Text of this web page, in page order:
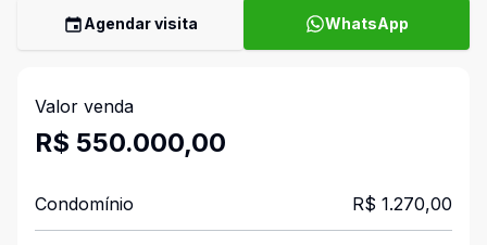
Agendar visita WhatsApp
Valor venda
R$ 550.000,00
Condomínio R$ 1.270,00